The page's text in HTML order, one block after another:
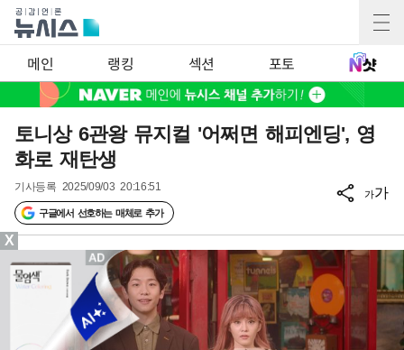
메인 랭킹 섹션 포토
토니상 6관왕 뮤지컬 '어쩌면 해피엔딩', 영
화로 재탄생
기사등록 2025/09/03 20:16:51
구글에서 선호하는 매체로 추가
가가
X